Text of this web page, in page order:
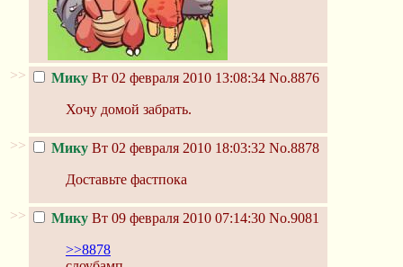
>> Мику Вт 02 февраля 2010 13:08:34 No.8876
Хочу домой забрать.
>> Мику Вт 02 февраля 2010 18:03:32 No.8878
Доставьте фастпока
>> Мику Вт 09 февраля 2010 07:14:30 No.9081
>>8878